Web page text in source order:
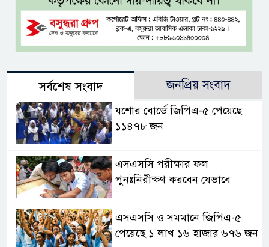
সর্বশেষ সংবাদ জনপ্রিয় সংবাদ
যশোর বোর্ডে জিপিএ-৫ পেয়েছে
১১৪৭৮ জন
এসএসসি পরীক্ষার ফল
পুনঃনিরীক্ষণ করবেন যেভাবে
এসএসসি ও সমমানে জিপিএ-৫
পেয়েছে ১ লাখ ১৬ হাজার ৬৭৬ জন